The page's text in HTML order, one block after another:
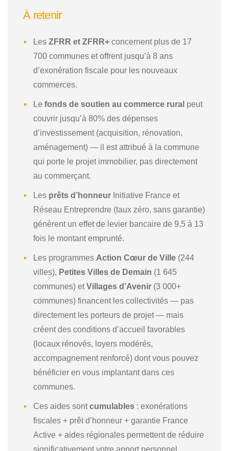
À retenir
Les ZFRR et ZFRR+ concernent plus de 17
700 communes et offrent jusqu’à 8 ans
d’exonération fiscale pour les nouveaux
commerces.
Le fonds de soutien au commerce rural peut
couvrir jusqu’à 80% des dépenses
d’investissement (acquisition, rénovation,
aménagement) — il est attribué à la commune
qui porte le projet immobilier, pas directement
au commerçant.
Les prêts d’honneur Initiative France et
Réseau Entreprendre (taux zéro, sans garantie)
génèrent un effet de levier bancaire de 9,5 à 13
fois le montant emprunté.
Les programmes Action Cœur de Ville (244
villes), Petites Villes de Demain (1 645
communes) etVillages d’Avenir (3 000+
communes) financent les collectivités — pas
directement les porteurs de projet — mais
créent des conditions d’accueil favorables
(locaux rénovés, loyers modérés,
accompagnement renforcé) dont vous pouvez
bénéficier en vous implantant dans ces
communes.
Ces aides sontcumulables : exonérations
fiscales + prêt d’honneur + garantie France
Active + aides régionales permettent de réduire